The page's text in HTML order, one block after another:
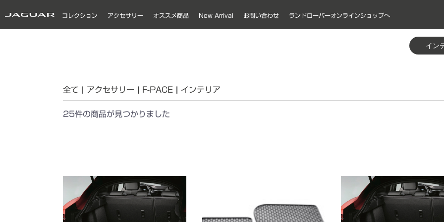
コレクション
FASHION
MODEL CARS
PETS
OTHERS
アクセサリー
F-PACE エクステリア エクステリアスタイリング
エクステリアプロテクション
インテリア インテリアスタイリング
インテリアプロテクション
ファンクション＆テクノロジ
セーフティ
ペットプロダクト
キャリング & トウイング キャリング
トウイング
ホイール&アクセサリー ホイール
ホイールアクセサリー
E-PACE エクステリア エクステリアスタイリング
エクステリアプロテクション
インテリア インテリアスタイリング
インテリアプロテクション
ファンクション＆テクノロジ
セーフティ
ペットプロダクト
キャリング & トウイング キャリング
トウイング
ホイール&アクセサリー ホイール
ホイールアクセサリー
I-PACE エクステリア エクステリアスタイリング
エクステリアプロテクション
インテリア インテリアスタイリング
インテリアプロテクション
ファンクション＆テクノロジ
セーフティ
ペットプロダクト
キャリング & トウイング キャリング
ホイール&アクセサリー ホイール
ホイールアクセサリー
F-TYPE エクステリア エクステリアスタイリング
エクステリアプロテクション
インテリア インテリアスタイリング
インテリアプロテクション
ファンクション＆テクノロジ
ホイール&アクセサリー ホイール
ホイールアクセサリー
XE エクステリア エクステリアスタイリング
エクステリアプロテクション
インテリア インテリアスタイリング
インテリアプロテクション
ファンクション＆テクノロジ
セーフティ
ペットプロダクト
キャリング & トウイング キャリング
トウイング
ホイール&アクセサリー ホイール
ホイールアクセサリー
XF エクステリア エクステリアスタイリング
エクステリアプロテクション
インテリア インテリアスタイリング
インテリアプロテクション
ファンクション＆テクノロジ
セーフティ
ペットプロダクト
キャリング & トウイング キャリング
トウイング
ホイール&アクセサリー ホイール
ホイールアクセサリー
XF_X250(2007-2015)
XJ_X351(2018)
カーケアプロダクト
ペットプロダクト
オススメ商品 New Arrival お問い合わせ ランドローバーオンラインショップへ
全て アクセサリー F-PACE インテリア
25件の商品が見つかりました